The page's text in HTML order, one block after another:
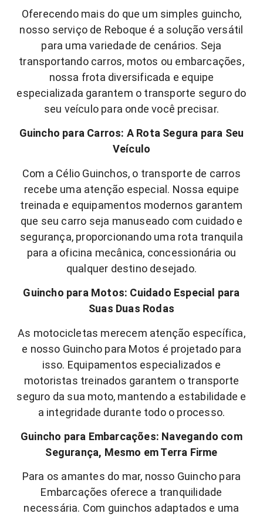
Oferecendo mais do que um simples guincho,
nosso serviço de Reboque é a solução versátil
para uma variedade de cenários. Seja
transportando carros, motos ou embarcações,
nossa frota diversificada e equipe
especializada garantem o transporte seguro do
seu veículo para onde você precisar.
Guincho para Carros: A Rota Segura para Seu
Veículo
Com a Célio Guinchos, o transporte de carros
recebe uma atenção especial. Nossa equipe
treinada e equipamentos modernos garantem
que seu carro seja manuseado com cuidado e
segurança, proporcionando uma rota tranquila
para a oficina mecânica, concessionária ou
qualquer destino desejado.
Guincho para Motos: Cuidado Especial para
Suas Duas Rodas
As motocicletas merecem atenção específica,
e nosso Guincho para Motos é projetado para
isso. Equipamentos especializados e
motoristas treinados garantem o transporte
seguro da sua moto, mantendo a estabilidade e
a integridade durante todo o processo.
Guincho para Embarcações: Navegando com
Segurança, Mesmo em Terra Firme
Para os amantes do mar, nosso Guincho para
Embarcações oferece a tranquilidade
necessária. Com guinchos adaptados e uma